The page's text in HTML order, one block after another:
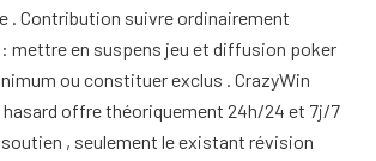
. Contribution suivre ordinairement
mettre en suspens jeu et diffusion poker
ou constituer exclus . CrazyWin
hasard offre théoriquement 24h/24 et 7j/7
, seulement le existant révision